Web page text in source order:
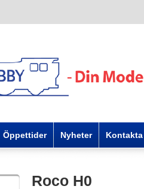
Öppettider Nyheter
Roco H0